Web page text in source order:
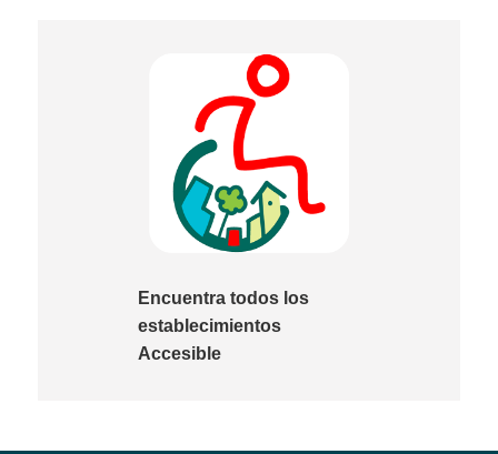
Encuentra todos los
establecimientos
Accesible